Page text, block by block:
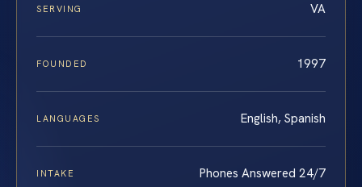
SERVING VA
FOUNDED 1997
LANGUAGES English, Spanish
INTAKE Phones Answered 24/7